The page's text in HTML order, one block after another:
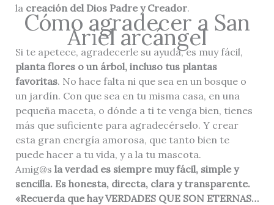
la creación del Dios Padre y Creador.
Cómo agradecer a San
Ariel arcángel
Si te apetece, agradecerle su ayuda, es muy fácil,
planta flores o un árbol, incluso tus plantas
favoritas. No hace falta ni que sea en un bosque o
un jardín. Con que sea en tu misma casa, en una
pequeña maceta, o dónde a ti te venga bien, tienes
más que suficiente para agradecérselo. Y crear
esta gran energía amorosa, que tanto bien te
puede hacer a tu vida, y a la tu mascota.
Amig@s la verdad es siempre muy fácil, simple y
sencilla. Es honesta, directa, clara y transparente.
«Recuerda que hay VERDADES QUE SON ETERNAS…